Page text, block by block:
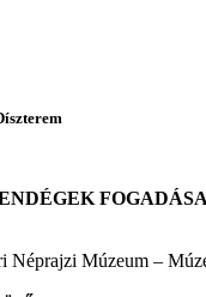
FOGADÁSA
Néprajzi Múzeum –